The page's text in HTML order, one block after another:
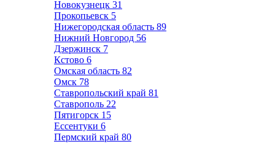
Новокузнецк 31
Прокопьевск 5
Нижегородская область 89
Нижний Новгород 56
Дзержинск 7
Кстово 6
Омская область 82
Омск 78
Ставропольский край 81
Ставрополь 22
Пятигорск 15
Ессентуки 6
Пермский край 80